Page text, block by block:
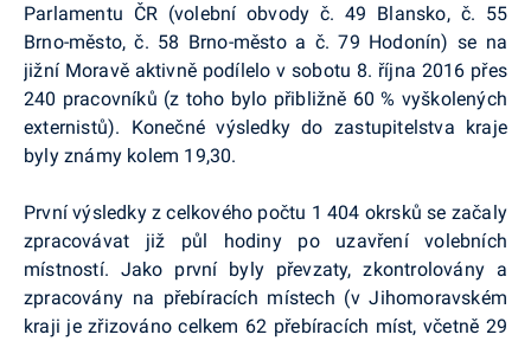
Parlamentu ČR (volební obvody č. 49 Blansko, č. 55
Brno-město, č. 58 Brno-město a č. 79 Hodonín) se na
jižní Moravě aktivně podílelo v sobotu 8. října 2016 přes
240 pracovníků (z toho bylo přibližně 60 % vyškolených
externistů). Konečné výsledky do zastupitelstva kraje
byly známy kolem 19,30.
První výsledky z celkového počtu 1 404 okrsků se začaly
zpracovávat již půl hodiny po uzavření volebních
místností. Jako první byly převzaty, zkontrolovány a
zpracovány na přebíracích místech (v Jihomoravském
kraji je zřizováno celkem 62 přebíracích míst, včetně 29